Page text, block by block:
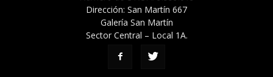
Dirección: San Martín 667
Galería San Martín
Sector Central – Local 1A.